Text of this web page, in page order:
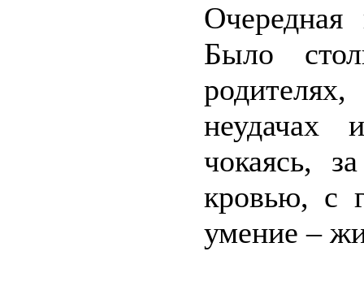
Очередная
Было
неудачах
чокаясь,
кровью, с
умение –